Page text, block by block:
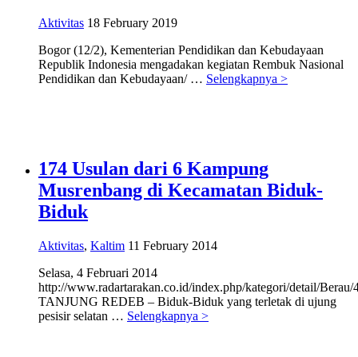
Aktivitas 18 February 2019
Bogor (12/2), Kementerian Pendidikan dan Kebudayaan
Republik Indonesia mengadakan kegiatan Rembuk Nasional
Pendidikan dan Kebudayaan/ … Selengkapnya >
174 Usulan dari 6 Kampung
Musrenbang di Kecamatan Biduk-
Biduk
Aktivitas, Kaltim 11 February 2014
Selasa, 4 Februari 2014
http://www.radartarakan.co.id/index.php/kategori/detail/Berau/
TANJUNG REDEB – Biduk-Biduk yang terletak di ujung
pesisir selatan … Selengkapnya >